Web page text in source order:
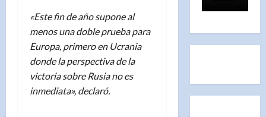
«Este fin de año supone al
menos una doble prueba para
Europa, primero en Ucrania
donde la perspectiva de la
victoria sobre Rusia no es
inmediata», declaró.